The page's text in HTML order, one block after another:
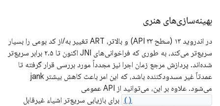
بهینه‌سازی‌های هنری
در اندروید ۱۳ (سطح API ۳۳) و بالاتر، ART تغییر به/از کد بومی را بسیار
سریع‌تر می‌کند، به طوری که فراخوانی‌های JNI اکنون تا ۲.۵ برابر سریع‌تر
شده‌اند. پردازش مرجع زمان اجرا نیز مجدداً مورد بررسی قرار گرفته تا
عمدتاً غیر مسدودکننده باشد، که این امر باعث کاهش بیشتر jank
می‌شود. علاوه بر این، می‌توانید از API عمومی
برای بازیابی سریع‌تر اشیاء غیرقابل